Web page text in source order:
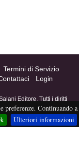
Termini di Servizio
Login
Editore. Tutti i diritti
non è a scopo di lucro,
per puro divertimento, e
altrove senza esplicito
preferenze. Continuando a
Ulteriori informazioni